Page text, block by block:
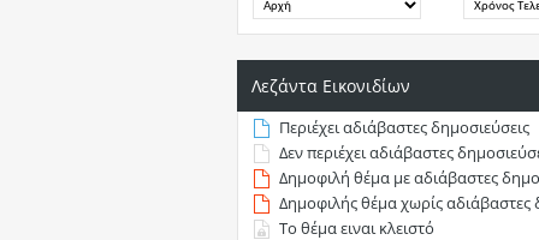
Λεζάντα Εικονιδίων
Περιέχει αδιάβαστες δημοσιεύσεις
Δεν περιέχει αδιάβαστες
Δημοφιλή θέμα με αδιάβαστες
Δημοφιλής θέμα χωρίς αδιάβαστες
Το θέμα ειναι κλειστό